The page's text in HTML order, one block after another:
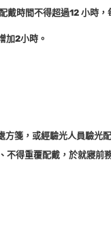
戴時間不得超過12 小時
加2小時。
箋，或經驗光人員驗光
不得重覆配戴，於就寢前